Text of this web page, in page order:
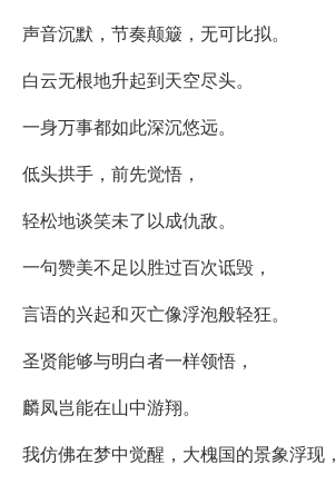
声音沉默，节奏颠簸，无可比拟。
白云无根地升起到天空尽头。
一身万事都如此深沉悠远。
低头拱手，前先觉悟，
轻松地谈笑未了以成仇敌。
一句赞美不足以胜过百次诋毁，
言语的兴起和灭亡像浮泡般轻狂。
圣贤能够与明白者一样领悟，
麟凤岂能在山中游翔。
我仿佛在梦中觉醒，大槐国的景象浮现，